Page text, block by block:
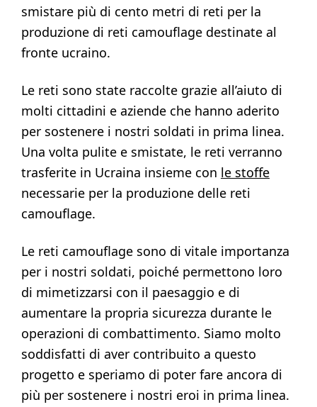
smistare più di cento metri di reti per la
produzione di reti camouflage destinate al
fronte ucraino.
Le reti sono state raccolte grazie all’aiuto di
molti cittadini e aziende che hanno aderito
per sostenere i nostri soldati in prima linea.
Una volta pulite e smistate, le reti verranno
trasferite in Ucraina insieme con le stoffe
necessarie per la produzione delle reti
camouflage.
Le reti camouflage sono di vitale importanza
per i nostri soldati, poiché permettono loro
di mimetizzarsi con il paesaggio e di
aumentare la propria sicurezza durante le
operazioni di combattimento. Siamo molto
soddisfatti di aver contribuito a questo
progetto e speriamo di poter fare ancora di
più per sostenere i nostri eroi in prima linea.